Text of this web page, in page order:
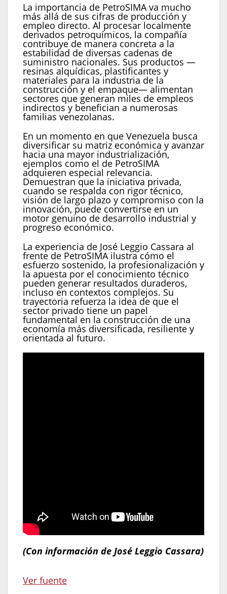
La importancia de PetroSIMA va mucho
más allá de sus cifras de producción y
empleo directo. Al procesar localmente
derivados petroquímicos, la compañía
contribuye de manera concreta a la
estabilidad de diversas cadenas de
suministro nacionales. Sus productos —
resinas alquídicas, plastificantes y
materiales para la industria de la
construcción y el empaque— alimentan
sectores que generan miles de empleos
indirectos y benefician a numerosas
familias venezolanas.
En un momento en que Venezuela busca
diversificar su matriz económica y avanzar
hacia una mayor industrialización,
ejemplos como el de PetroSIMA
adquieren especial relevancia.
Demuestran que la iniciativa privada,
cuando se respalda con rigor técnico,
visión de largo plazo y compromiso con la
innovación, puede convertirse en un
motor genuino de desarrollo industrial y
progreso económico.
La experiencia de José Leggio Cassara al
frente de PetroSIMA ilustra cómo el
esfuerzo sostenido, la profesionalización y
la apuesta por el conocimiento técnico
pueden generar resultados duraderos,
incluso en contextos complejos. Su
trayectoria refuerza la idea de que el
sector privado tiene un papel
fundamental en la construcción de una
economía más diversificada, resiliente y
orientada al futuro.
(Con información de José Leggio Cassara)
Navegación
Ver fuente